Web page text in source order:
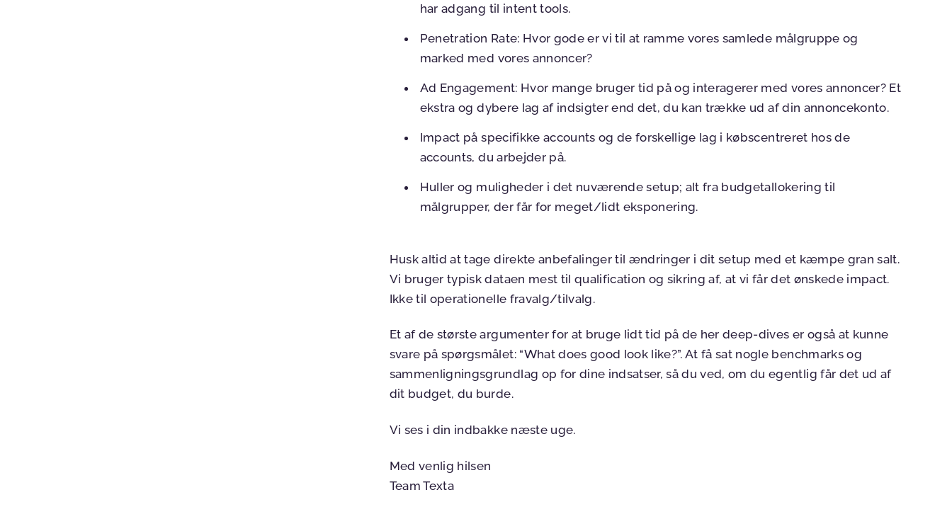
har adgang til intent tools.
Penetration Rate: Hvor gode er vi til at ramme vores samlede målgruppe og
marked med vores annoncer?
Ad Engagement: Hvor mange bruger tid på og interagerer med vores annoncer? Et
ekstra og dybere lag af indsigter end det, du kan trække ud af din annoncekonto.
Impact på specifikke accounts og de forskellige lag i købscentreret hos de
accounts, du arbejder på.
Huller og muligheder i det nuværende setup; alt fra budgetallokering til
målgrupper, der får for meget/lidt eksponering.
Husk altid at tage direkte anbefalinger til ændringer i dit setup med et kæmpe gran salt.
Vi bruger typisk dataen mest til qualification og sikring af, at vi får det ønskede impact.
Ikke til operationelle fravalg/tilvalg.
Et af de største argumenter for at bruge lidt tid på de her deep-dives er også at kunne
svare på spørgsmålet: “What does good look like?”. At få sat nogle benchmarks og
sammenligningsgrundlag op for dine indsatser, så du ved, om du egentlig får det ud af
dit budget, du burde.
Vi ses i din indbakke næste uge.
Med venlig hilsen
Team Texta